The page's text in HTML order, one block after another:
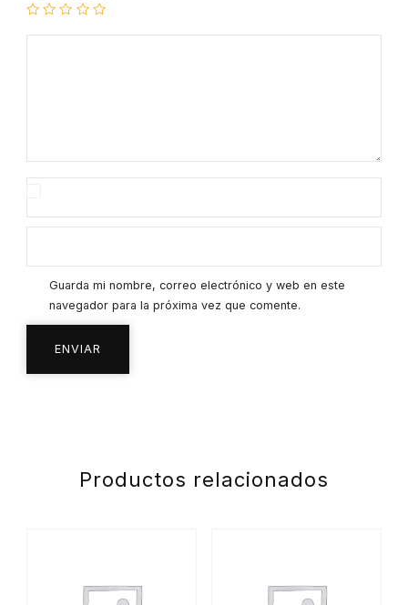
Guarda mi nombre, correo electrónico y web en este
navegador para la próxima vez que comente.
Productos relacionados